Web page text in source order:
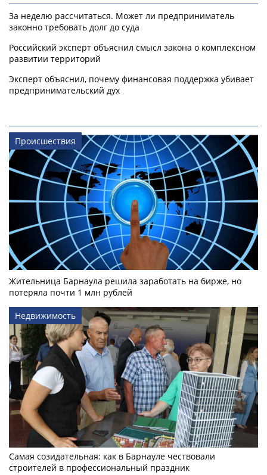
За неделю рассчитаться. Может ли предприниматель
законно требовать долг до суда
Российский эксперт объяснил смысл закона о комплексном
развитии территорий
Эксперт объяснил, почему финансовая поддержка убивает
предпринимательский дух
Происшествия
Жительница Барнаула решила заработать на бирже, но
потеряла почти 1 млн рублей
Недвижимость
Самая созидательная: как в Барнауле чествовали
строителей в профессиональный праздник